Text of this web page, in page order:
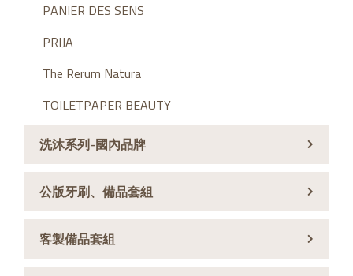
PANIER DES SENS
PRIJA
The Rerum Natura
TOILETPAPER BEAUTY
洗沐系列-國內品牌
公版牙刷、備品套組
客製備品套組